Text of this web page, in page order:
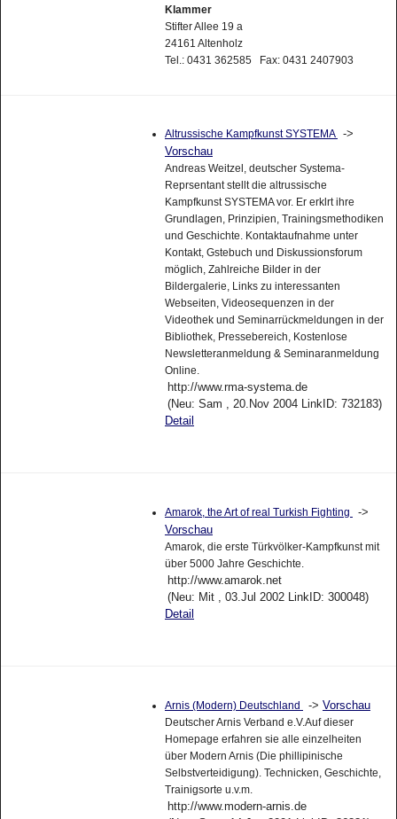
Klammer
Stifter Allee 19 a
24161 Altenholz
Tel.: 0431 362585 Fax: 0431 2407903
Altrussische Kampfkunst SYSTEMA ->
Vorschau
Andreas Weitzel, deutscher Systema-
Reprsentant stellt die altrussische
Kampfkunst SYSTEMA vor. Er erklrt ihre
Grundlagen, Prinzipien, Trainingsmethodiken
und Geschichte. Kontaktaufnahme unter
Kontakt, Gstebuch und Diskussionsforum
möglich, Zahlreiche Bilder in der
Bildergalerie, Links zu interessanten
Webseiten, Videosequenzen in der
Videothek und Seminarrückmeldungen in der
Bibliothek, Pressebereich, Kostenlose
Newsletteranmeldung & Seminaranmeldung
Online.
http://www.rma-systema.de
(Neu: Sam , 20.Nov 2004 LinkID: 732183)
Detail
Amarok, the Art of real Turkish Fighting
->
Vorschau
Amarok, die erste Türkvölker-Kampfkunst mit
über 5000 Jahre Geschichte.
http://www.amarok.net
(Neu: Mit , 03.Jul 2002 LinkID: 300048)
Detail
Arnis (Modern) Deutschland -> Vorschau
Deutscher Arnis Verband e.V.Auf dieser
Homepage erfahren sie alle einzelheiten
über Modern Arnis (Die phillipinische
Selbstverteidigung). Technicken, Geschichte,
Trainigsorte u.v.m.
http://www.modern-arnis.de